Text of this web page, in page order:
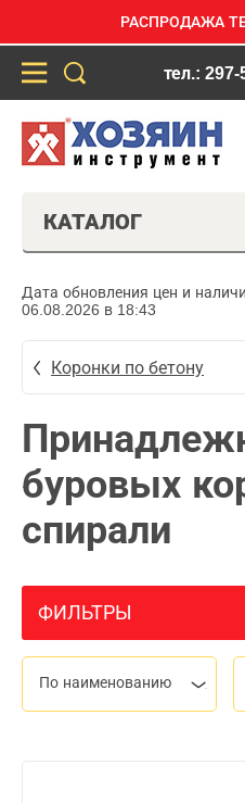
РАСПРОДАЖА
тел.: 297-
КАТАЛОГ
Дата обновления цен и
06.08.2026 в 18:43
Коронки по бетону
буровых
спирали
ФИЛЬТРЫ
По наименованию